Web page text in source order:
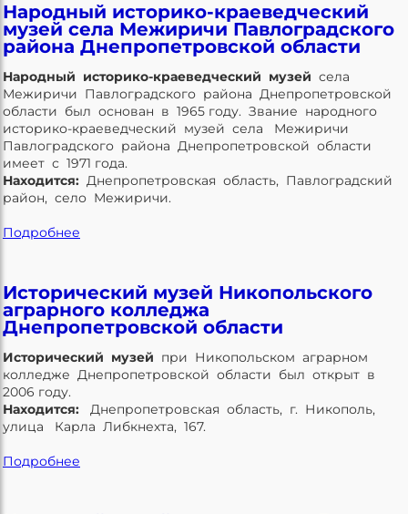
Народный историко-краеведческий
музей села Межиричи Павлоградского
района Днепропетровской области
Народный историко-краеведческий музей села
Межиричи Павлоградского района Днепропетровской
области был основан в 1965 году. Звание народного
историко-краеведческий музей села Межиричи
Павлоградского района Днепропетровской области
имеет с 1971 года.
Находится: Днепропетровская область, Павлоградский
район, село Межиричи.
Подробнее
Исторический музей Никопольского
аграрного колледжа
Днепропетровской области
Исторический музей при Никопольском аграрном
колледже Днепропетровской области был открыт в
2006 году.
Находится: Днепропетровская область, г. Никополь,
улица Карла Либкнехта, 167.
Подробнее